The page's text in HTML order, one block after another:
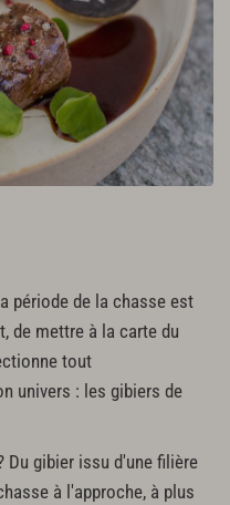
période de la chasse est
de mettre à la carte du
tout
univers : les gibiers de
Du gibier issu d'une filière
à l'approche, à plus